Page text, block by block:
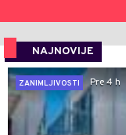
NAJNOVIJE
ZANIMLJIVOSTI
Pre 4 h